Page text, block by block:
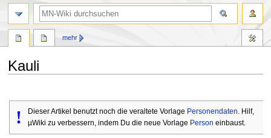
Kauli
Navigation
springen
Suche
springen
! Dieser Artikel benutzt noch die veraltete Vorlage Personendaten. Hilf,
µWiki zu verbessern, indem Du die neue Vorlage Person einbaust.
mehr
Suche